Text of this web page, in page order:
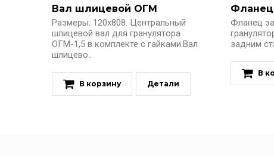
Вал шлицевой ОГМ
Размеры: 120х808. Центральный
шлицевой вал для гранулятора
ОГМ-1,5 в комплекте с гайками.Вал
шлицево..
В корзину Детали
Фланец
задним
В